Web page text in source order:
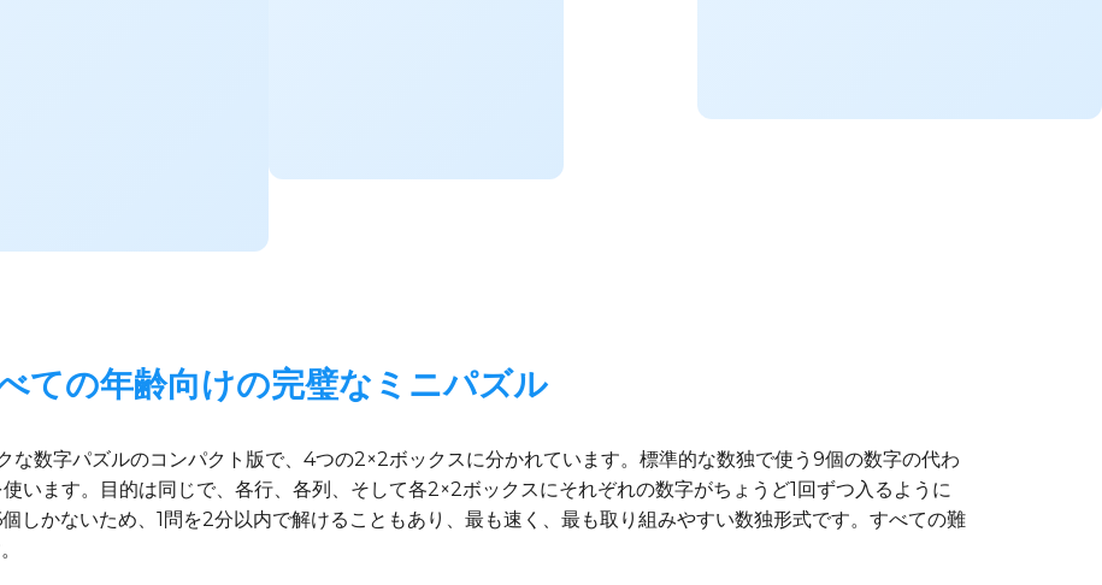
ての年齢向けの完璧なミニパズル
数字パズルのコンパクト版で、4つの2×2ボックスに分かれています。標準的な数独で使う9個の数字の代わ
います。目的は同じで、各行、各列、そして各2×2ボックスにそれぞれの数字がちょうど1回ずつ入るように
しかないため、1問を2分以内で解けることもあり、最も速く、最も取り組みやすい数独形式です。すべての難